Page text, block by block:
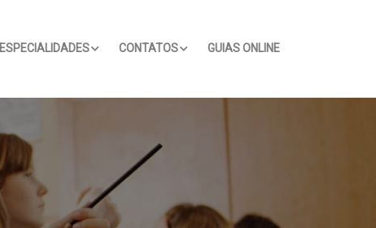
ESPECIALIDADES CONTATOS GUIAS ONLINE